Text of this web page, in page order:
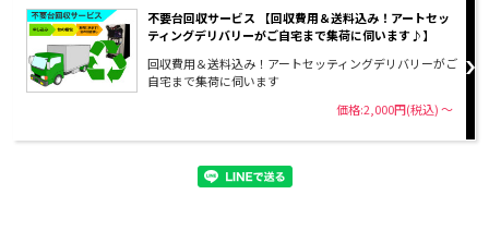
不要台回収サービス 【回収費用＆送料込み！アートセッ
ティングデリバリーがご自宅まで集荷に伺います♪】
回収費用＆送料込み！アートセッティングデリバリーがご
自宅まで集荷に伺います
価格:2,000円(税込)～